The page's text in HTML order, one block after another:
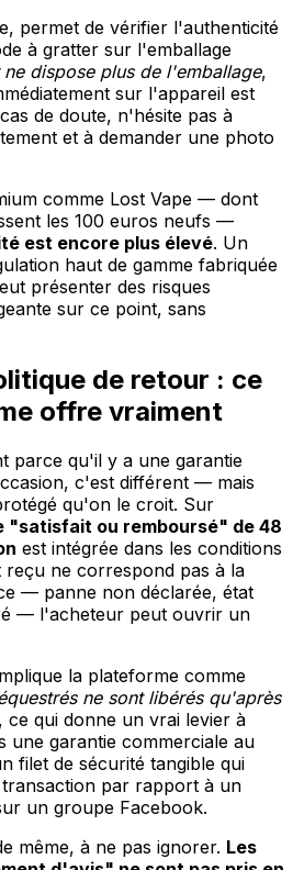
permet de vérifier l'authenticité
à gratter sur l'emballage
ne dispose plus de l'emballage,
sur l'appareil est
de doute, n'hésite pas à
et à demander une photo
comme Lost Vape — dont
les 100 euros neufs —
est encore plus élevé. Un
haut de gamme fabriquée
présenter des risques
sur ce point, sans
de retour : ce
offre vraiment
parce qu'il y a une garantie
c'est différent — mais
qu'on le croit. Sur
"satisfait ou remboursé" de 48
est intégrée dans les conditions
reçu ne correspond pas à la
— panne non déclarée, état
— l'acheteur peut ouvrir un
la plateforme comme
ne sont libérés qu'après
ce qui donne un vrai levier à
une garantie commerciale au
filet de sécurité tangible qui
par rapport à un
un groupe Facebook.
même, à ne pas ignorer. Les